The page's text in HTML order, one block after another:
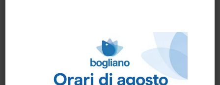
Come ordinare?
Puoi ordinare chiamando al 0172 478161
oppure
scrivendo una mail ainfo@bogliano.it .
Per ogni informazione siamo a disposizione.